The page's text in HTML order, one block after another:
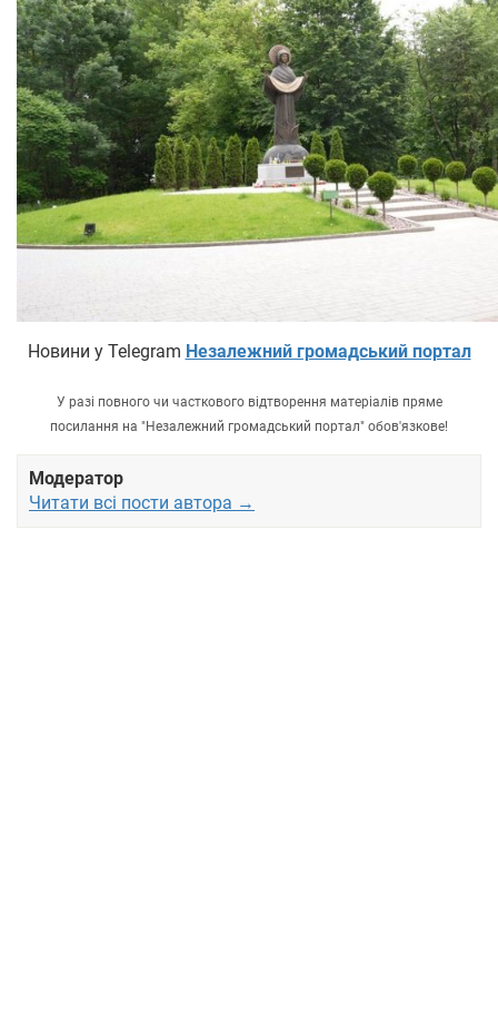
Новини у Telegram Незалежний громадський портал
У разі повного чи часткового відтворення матеріалів пряме
посилання на "Незалежний громадський портал" обов'язкове!
Модератор
Читати всі пости автора →